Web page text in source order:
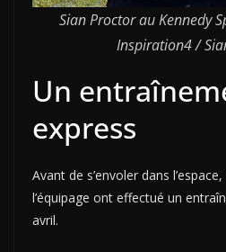
Sian Proctor au Kennedy
Inspiration4 /
Un
express
Avant de s’envoler dans
l’équipage ont effectué un
avril.